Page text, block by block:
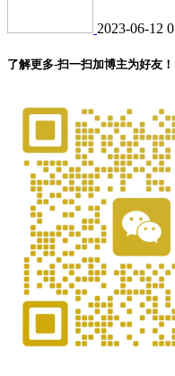
2023-06-12 0
了解更多-扫一扫加博主为好友！